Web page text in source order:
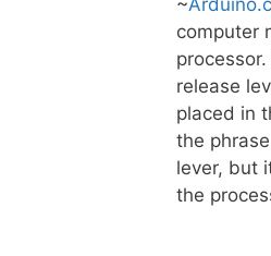
~
computer
release
placed in
the
lever, but
the